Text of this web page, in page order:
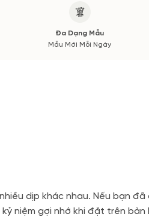
Đa Dạng Mẫu
Mẫu Mới Mỗi Ngày
dịp khác nhau. Nếu bạn
niệm gợi nhớ khi đặt trên bàn